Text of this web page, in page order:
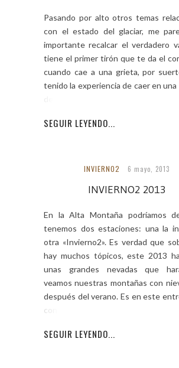
Pasando por alto otros temas
con el estado del glaciar, me
importante recalcar el verdadero
tiene el primer tirón que te da el
cuando cae a una grieta, por
tenido la experiencia de caer en
SEGUIR LEYENDO...
INVIERNO2 6 mayo, 2013
INVIERNO2 2013
En la Alta Montaña podríamos
tenemos dos estaciones: una la
otra «Invierno2». Es verdad que
hay muchos tópicos, este 2013
unas grandes nevadas que
veamos nuestras montañas con
después del verano. Es en este
con el paso
SEGUIR LEYENDO...